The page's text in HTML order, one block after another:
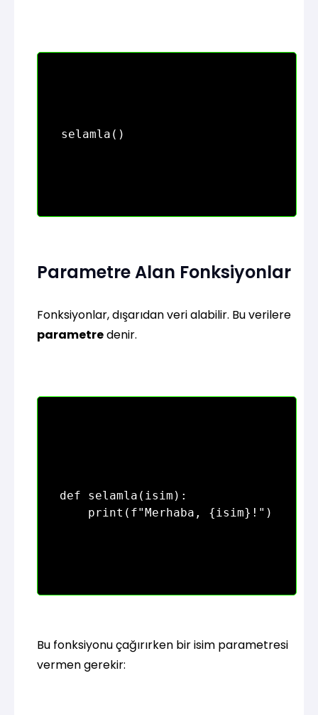
Parametre Alan Fonksiyonlar
Fonksiyonlar, dışarıdan veri alabilir. Bu verilere
parametredenir.
def selamla(isim):
Bu fonksiyonu çağırırken bir isim parametresi
vermen gerekir: